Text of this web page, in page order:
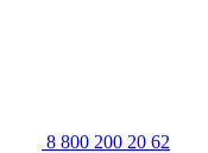
8 800 200 20 62